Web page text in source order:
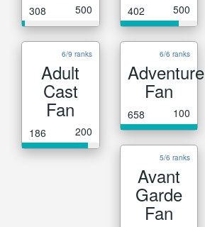
308 500 402 500
6/9 ranks
Adult
Cast
Fan
186 200
6/6 ranks
Adventure
Fan
658 100
5/6 ranks
Avant
Garde
Fan